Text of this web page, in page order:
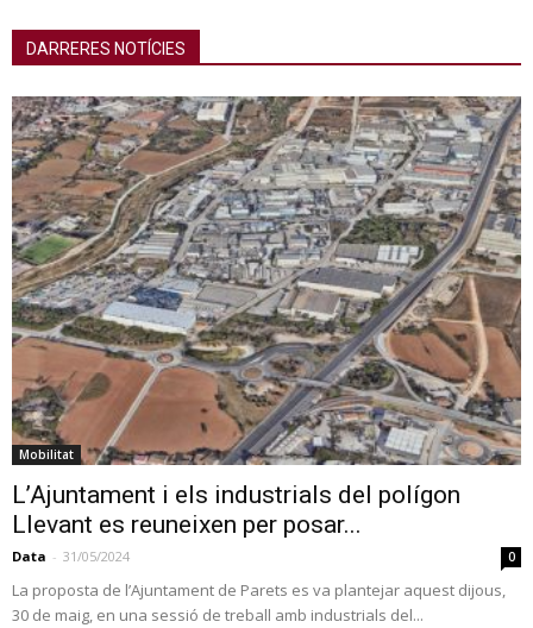
DARRERES NOTÍCIES
Mobilitat
L’Ajuntament i els industrials del polígon
Llevant es reuneixen per posar...
Data - 31/05/2024 0
La proposta de l’Ajuntament de Parets es va plantejar aquest dijous,
30 de maig, en una sessió de treball amb industrials del...